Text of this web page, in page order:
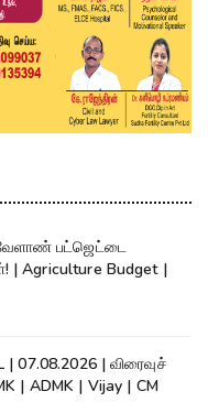
வேளாண் பட்ஜெட்டை
| Agriculture Budget |
| 07.08.2026 | விரைவுச்
| ADMK | Vijay | CM